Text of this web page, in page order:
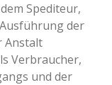
Spediteur,
der
Anstalt
Verbraucher,
und der